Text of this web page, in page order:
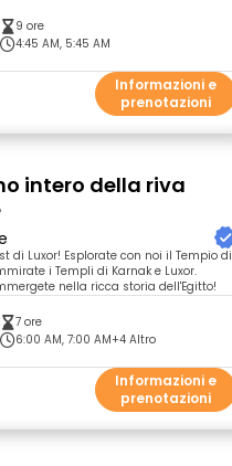
9 ore
4:45 AM, 5:45 AM
Informazioni e
prenotazioni
intero della riva
di Luxor! Esplorate con noi il Tempio di
i Templi di Karnak e Luxor.
nella ricca storia dell'Egitto!
7 ore
6:00 AM, 7:00 AM+4 Altro
Informazioni e
prenotazioni